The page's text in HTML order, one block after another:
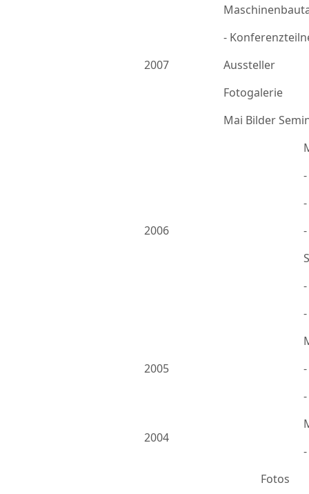
2007
-
Aussteller
Fotogalerie
Mai Bilder
2006
2005
2004
Fotos